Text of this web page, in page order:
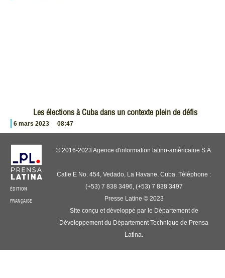
Les élections à Cuba dans un contexte plein de défis
6 mars 2023 08:47
ÉDITION
FRANÇAISE
© 2016-2023 Agence d'information latino-américaine S.A.
Calle E No. 454, Vedado, La Havane, Cuba. Téléphone :
(+53) 7 838 3496, (+53) 7 838 3497
Presse Latine © 2023
Site conçu et développé par le Département de
Développement du Département Technique de Prensa
Latina.